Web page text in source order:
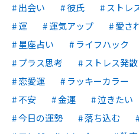
出会い
彼氏 ストレ
運
運気アップ 愛さ
星座占い
ライフハック
プラス思考
ストレス発散
恋愛運
ラッキーカラー
不安
金運 泣きたい
今日の運勢
落ち込む